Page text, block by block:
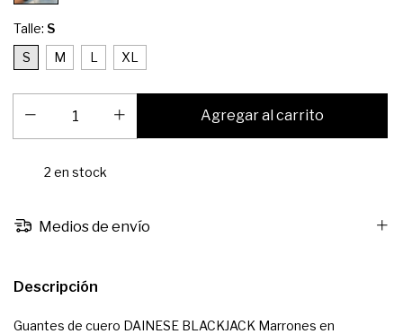
Talle: S
S
M L XL
2 en stock
Medios de envío
Descripción
Guantes de cuero DAINESE BLACKJACK Marrones en